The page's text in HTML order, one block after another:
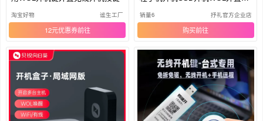
淘宝好物 谧生工厂
12元优惠券
机键
销量6 抒礼官方企业店
购买